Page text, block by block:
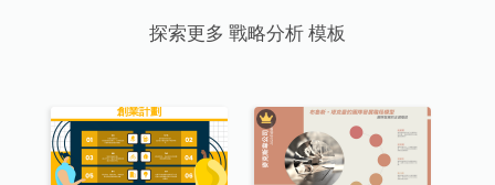
探索更多 戰略分析 模板